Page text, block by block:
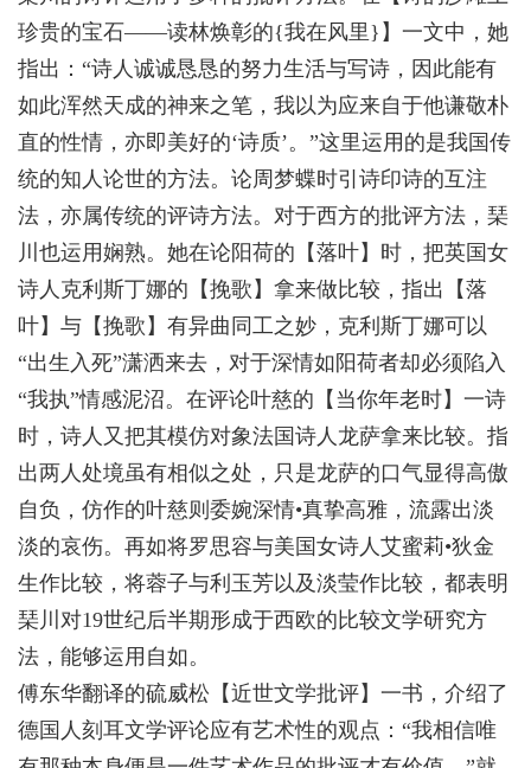
珍贵的宝石——读林焕彰的{我在风里}】一文中，她
指出：“诗人诚诚恳恳的努力生活与写诗，因此能有
如此浑然天成的神来之笔，我以为应来自于他谦敬朴
直的性情，亦即美好的‘诗质’。”这里运用的是我国传
统的知人论世的方法。论周梦蝶时引诗印诗的互注
法，亦属传统的评诗方法。对于西方的批评方法，琹
川也运用娴熟。她在论阳荷的【落叶】时，把英国女
诗人克利斯丁娜的【挽歌】拿来做比较，指出【落
叶】与【挽歌】有异曲同工之妙，克利斯丁娜可以
“出生入死”潇洒来去，对于深情如阳荷者却必须陷入
“我执”情感泥沼。在评论叶慈的【当你年老时】一诗
时，诗人又把其模仿对象法国诗人龙萨拿来比较。指
出两人处境虽有相似之处，只是龙萨的口气显得高傲
自负，仿作的叶慈则委婉深情•真挚高雅，流露出淡
淡的哀伤。再如将罗思容与美国女诗人艾蜜莉•狄金
生作比较，将蓉子与利玉芳以及淡莹作比较，都表明
琹川对19世纪后半期形成于西欧的比较文学研究方
法，能够运用自如。
傅东华翻译的硫威松【近世文学批评】一书，介绍了
德国人刻耳文学评论应有艺术性的观点：“我相信唯